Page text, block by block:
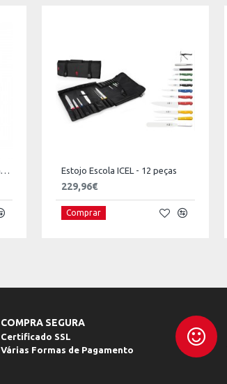
Estojo Escola ICEL - 12 peças
229,96€
Comprar
COMPRA SEGURA
Certificado SSL
Várias Formas de Pagamento